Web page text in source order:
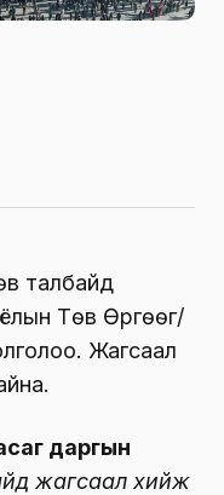
талбайд
Төв Өргөөг/
Жагсаал
даргын
жагсаал хийж